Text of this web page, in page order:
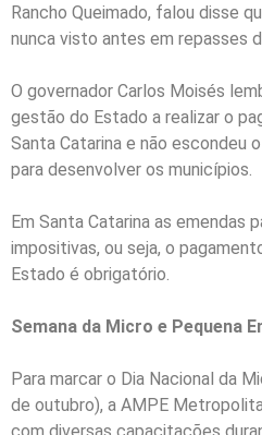
Rancho Queimado, falou disse
nunca visto antes em repasses
O governador Carlos Moisés
gestão do Estado a realizar o
Santa Catarina e não escondeu
para desenvolver os municípios.
Em Santa Catarina as emendas
impositivas, ou seja, o
Estado é obrigatório.
Semana da Micro e Pequena
Para marcar o Dia Nacional da
de outubro), a AMPE